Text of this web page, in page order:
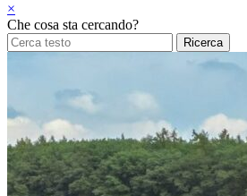
×
Che cosa sta cercando?